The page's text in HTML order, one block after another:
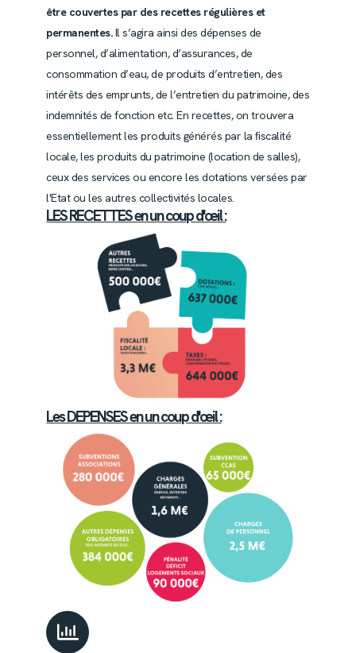
être couvertes par des recettes régulières et
permanentes.Il s’agira ainsi des dépenses de
personnel, d’alimentation, d’assurances, de
consommation d’eau, de produits d’entretien, des
intérêts des emprunts, de l’entretien du patrimoine, des
indemnités de fonction etc. En recettes, on trouvera
essentiellement les produits générés par la ﬁscalité
locale, les produits du patrimoine (location de salles),
ceux des services ou encore les dotations versées par
l'Etat ou les autres collectivités locales.
LES RECETTES en un coup d'œil :
Les DEPENSES en un coup d'œil :